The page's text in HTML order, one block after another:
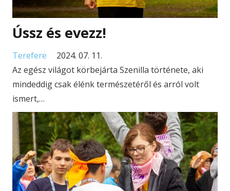
Ússz és evezz!
Terefere
2024. 07. 11.
Az egész világot körbejárta Szenilla története, aki
mindeddig csak élénk természetéről és arról volt
ismert,…